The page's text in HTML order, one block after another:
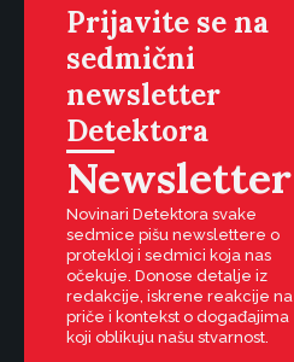
Prijavite se na
sedmični
newsletter
Detektora
Newsletter
Novinari Detektora svake
sedmice pišu newslettere o
protekloj i sedmici koja nas
očekuje. Donose detalje iz
redakcije, iskrene reakcije na
priče i kontekst o događajima
koji oblikuju našu stvarnost.